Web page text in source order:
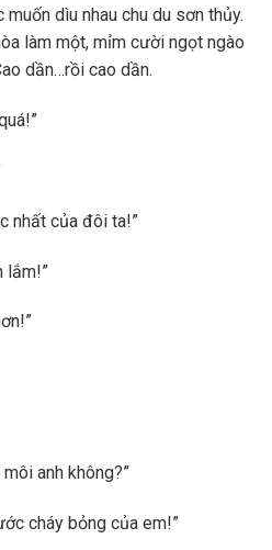
dìu nhau chu du sơn thủy.
làm một, mỉm cười ngọt ngào
dần…rồi cao dần.
nhất của đôi ta!”
lắm!”
anh không?”
cháy bỏng của em!”